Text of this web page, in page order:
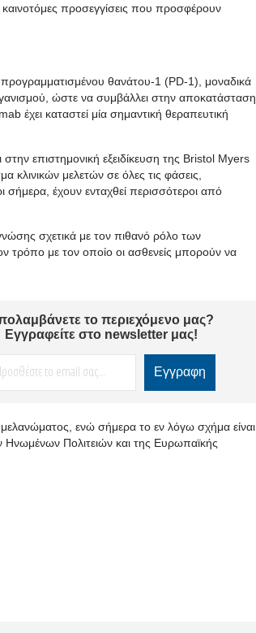
προσεγγίσεις που προσφέρουν
θανάτου-1 (PD-1), μοναδικά
ώστε να συμβάλλει στην αποκατάσταση
έχει καταστεί μία σημαντική θεραπευτική
επιστημονική εξειδίκευση της Bristol Myers
μελετών σε όλες τις φάσεις,
έχουν ενταχθεί περισσότεροι από
σχετικά με τον πιθανό ρόλο των
τρόπο με τον οποίο οι ασθενείς μπορούν να
το περιεχόμενο μας?
Εγγραφείτε στο newsletter μας!
ενώ σήμερα το εν λόγω σχήμα είναι
Πολιτειών και της Ευρωπαϊκής